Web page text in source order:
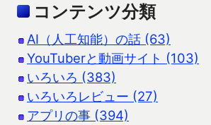
コンテンツ分類
AI（人工知能）の話 (63)
YouTuberと動画サイト (103)
いろいろ (383)
いろいろレビュー (27)
アプリの事 (394)